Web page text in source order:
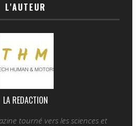
L'AUTEUR
LA REDACTION
tourné vers les sciences et